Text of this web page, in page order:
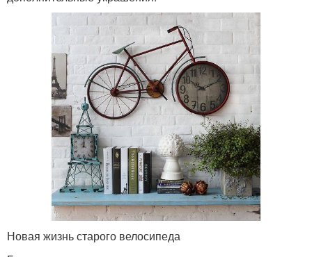
Новая жизнь старого велосипеда